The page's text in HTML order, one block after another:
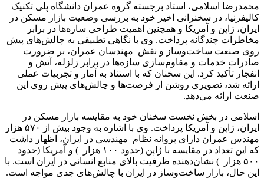
محمدرضا اسلامی، استاد برجسته گروه عمران دانشگاه پلی تکنیک
کالیفرنیا، در سخنرانی اخیر خود به بررسی وضعیت بازار مسکن در
ایران، ژاپن و آمریکا و همچنین اهمیت طراحی سازه‌ها در برابر
مخاطرات چندگانه پرداخت. وی با نگاهی تطبیقی به چالش‌های پیش
روی صنعت ساخت‌وساز و نقش مهندسان عمران، بر ضرورت
صادرات خدمات و مقاوم‌سازی سازه‌ها در برابر زلزله، آتش و
انفجار تأکید کرد. این سخنان که با استناد به آمار و تجربیات عملی
ارائه شد، تصویری روشن از فرصت‌ها و چالش‌های پیش روی این
صنعت ارائه می‌دهد.
اسلامی در بخش نخست سخنان خود به مقایسه بازار مسکن در
ایران، ژاپن و آمریکا پرداخت. وی با اشاره به وجود بیش از ۵۷۰ هزار
مهندس عمران دارای پروانه نظام مهندسی در ایران، اظهار داشت
که این تعداد در مقایسه با ژاپن (حدود ۱۰۰ هزار ) و آمریکا (حدود
۵۰۰ هزار ) نشان‌دهنده ظرفیت بالای منابع انسانی در ایران است. با
این حال، بازار ساخت‌وساز در ایران با چالش‌های جدی مواجه است.